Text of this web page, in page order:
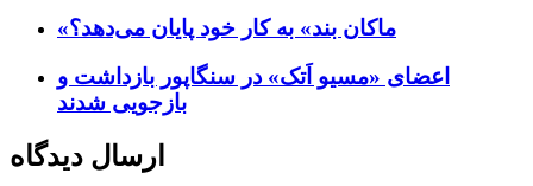
«ماکان بند» به کار خود پایان می‌دهد؟
اعضای «مسیو اَتک» در سنگاپور بازداشت و
بازجویی شدند
ارسال دیدگاه